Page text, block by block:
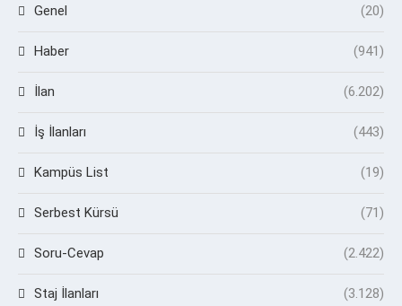
Genel (20)
Haber (941)
İlan (6.202)
İş İlanları (443)
Kampüs List (19)
Serbest Kürsü (71)
Soru-Cevap (2.422)
Staj İlanları (3.128)